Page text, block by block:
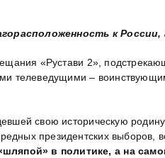
к
«Рустави 2»,
телеведущими –
свою историческую
президентских выборов,
в политике, а на